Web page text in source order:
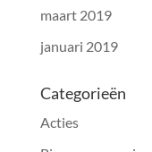
maart 2019
januari 2019
Categorieën
Acties